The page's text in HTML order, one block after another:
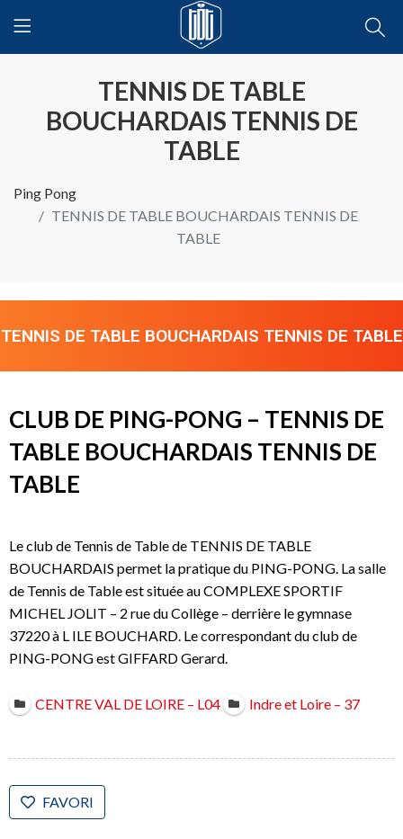
TENNIS DE TABLE
BOUCHARDAIS TENNIS DE
TABLE
Ping Pong
TENNIS DE TABLE BOUCHARDAIS TENNIS DE
TABLE
TENNIS DE TABLE BOUCHARDAIS TENNIS DE TABLE
CLUB DE PING-PONG – TENNIS DE
TABLE BOUCHARDAIS TENNIS DE
TABLE
Le club de Tennis de Table de TENNIS DE TABLE
BOUCHARDAIS permet la pratique du PING-PONG. La salle
de Tennis de Table est située au COMPLEXE SPORTIF
MICHEL JOLIT – 2 rue du Collège – derrière le gymnase
37220 à L ILE BOUCHARD. Le correspondant du club de
PING-PONG est GIFFARD Gerard.
CENTRE VAL DE LOIRE – L04 Indre et Loire – 37
FAVORI